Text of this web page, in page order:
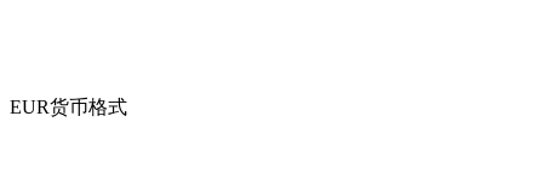
EUR货币格式